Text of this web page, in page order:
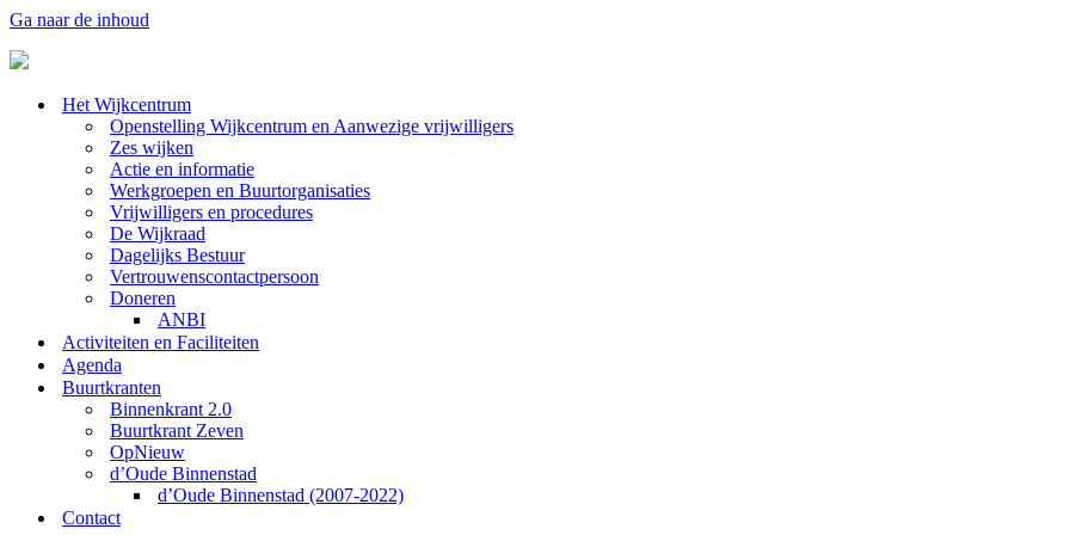
Ga naar de inhoud
Het Wijkcentrum
Openstelling Wijkcentrum en Aanwezige vrijwilligers
Zes wijken
Actie en informatie
Werkgroepen en Buurtorganisaties
Vrijwilligers en procedures
De Wijkraad
Dagelijks Bestuur
Vertrouwenscontactpersoon
Doneren
ANBI
Activiteiten en Faciliteiten
Agenda
Buurtkranten
Binnenkrant 2.0
Buurtkrant Zeven
OpNieuw
d’Oude Binnenstad
d’Oude Binnenstad (2007-2022)
Contact